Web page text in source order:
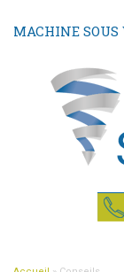
MACHINE SOUS